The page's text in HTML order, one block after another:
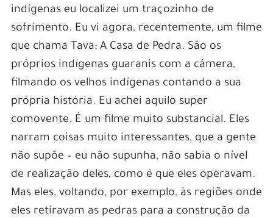
indígenas eu localizei um traçozinho de
sofrimento. Eu vi agora, recentemente, um filme
que chama Tava: A Casa de Pedra. São os
próprios indígenas guaranis com a câmera,
filmando os velhos indígenas contando a sua
própria história. Eu achei aquilo super
comovente. É um filme muito substancial. Eles
narram coisas muito interessantes, que a gente
não supõe – eu não supunha, não sabia o nível
de realização deles, como é que eles operavam.
Mas eles, voltando, por exemplo, às regiões onde
eles retiravam as pedras para a construção da